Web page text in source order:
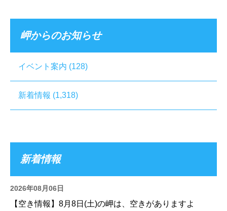
岬からのお知らせ
イベント案内 (128)
新着情報 (1,318)
新着情報
2026年08月06日
【空き情報】8月8日(土)の岬は、空きがありますよ